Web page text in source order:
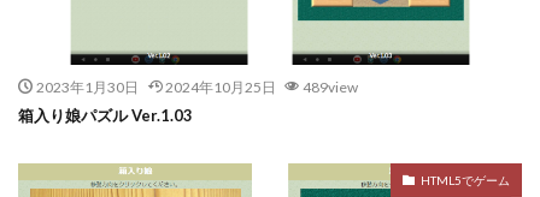
2023年1月30日 2024年10月25日 489view
箱入り娘パズル Ver.1.03
HTML5でゲーム